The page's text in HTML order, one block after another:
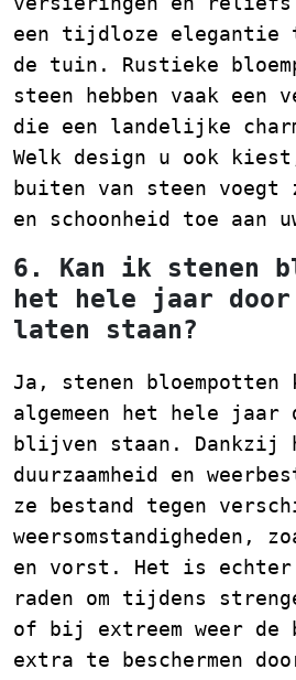
een tijdloze elegantie
de tuin. Rustieke
steen hebben vaak een
die een landelijke
Welk design u ook
buiten van steen voegt
en schoonheid toe aan
6. Kan ik stenen
het hele jaar
laten staan?
Ja, stenen bloempotten
algemeen het hele jaar
blijven staan. Dankzij
duurzaamheid en
ze bestand tegen
weersomstandigheden,
en vorst. Het is echter
raden om tijdens
of bij extreem weer de
extra te beschermen